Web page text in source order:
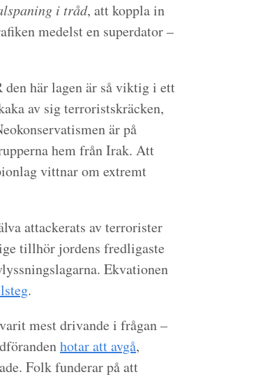
i tråd, att koppla in
medelst en superdator –
den här lagen är så viktig i ett
av sig terroristskräcken,
är på
hem från Irak. Att
vittnar om extremt
attackerats av terrorister
tillhör jordens fredligaste
Ekvationen
.
mest drivande i frågan –
hotar att avgå,
Folk funderar på att